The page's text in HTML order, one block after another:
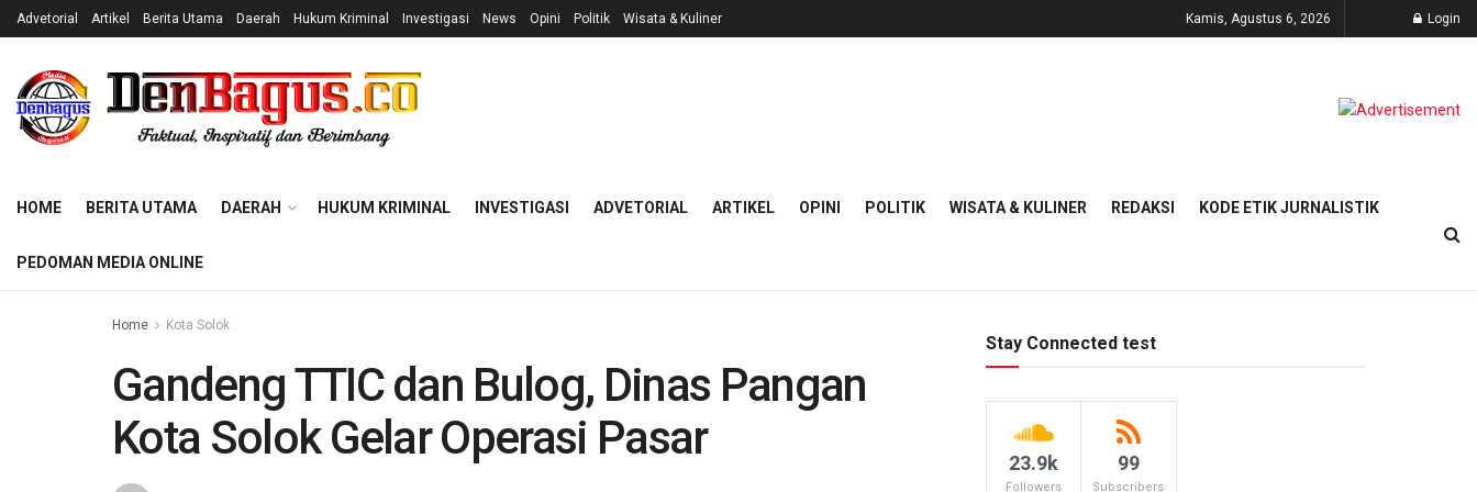
Advetorial Artikel Berita Utama Daerah Hukum Kriminal Investigasi News Opini Politik Wisata & Kuliner Kamis, Agustus 6, 2026 Login
HOME BERITA UTAMA DAERAH HUKUM KRIMINAL INVESTIGASI ADVETORIAL ARTIKEL OPINI POLITIK WISATA & KULINER REDAKSI KODE ETIK JURNALISTIK
PEDOMAN MEDIA ONLINE
Home Kota Solok
Gandeng TTIC dan Bulog, Dinas Pangan
Kota Solok Gelar Operasi Pasar
Stay Connected test
23.9k
Followers
99
Subscribers